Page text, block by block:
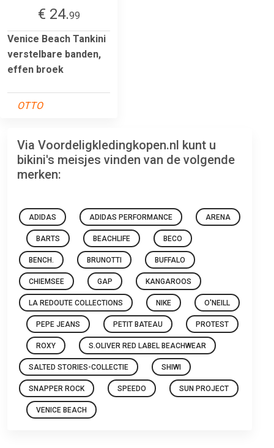
€ 24.99
Venice Beach Tankini
verstelbare banden,
effen broek
OTTO
Via Voordeligkledingkopen.nl kunt u
bikini's meisjes vinden van de volgende
merken:
ADIDAS ADIDAS PERFORMANCE ARENA
BARTS BEACHLIFE BECO
BENCH. BRUNOTTI BUFFALO
CHIEMSEE GAP KANGAROOS
LA REDOUTE COLLECTIONS NIKE O'NEILL
PEPE JEANS PETIT BATEAU PROTEST
ROXY S.OLIVER RED LABEL BEACHWEAR
SALTED STORIES-COLLECTIE SHIWI
SNAPPER ROCK SPEEDO SUN PROJECT
VENICE BEACH